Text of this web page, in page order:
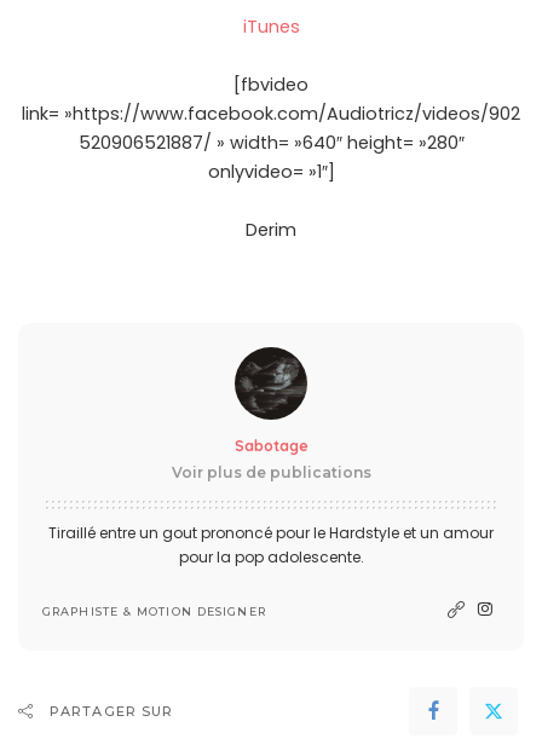
iTunes
[fbvideo
link= »https://www.facebook.com/Audiotricz/videos/902
520906521887/ » width= »640″ height= »280″
onlyvideo= »1″]
Derim
Sabotage
Voir plus de publications
Tiraillé entre un gout prononcé pour le Hardstyle et un amour
pour la pop adolescente.
GRAPHISTE & MOTION DESIGNER
PARTAGER SUR